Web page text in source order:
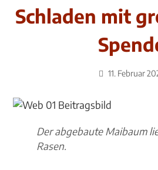
Schladen mit
11. Februar
Der abgebaute Maibaum
Rasen.